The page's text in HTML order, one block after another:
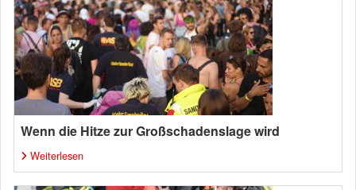
Wenn die Hitze zur Großschadenslage wird
Weiterlesen